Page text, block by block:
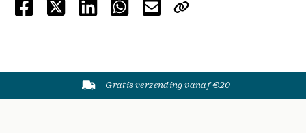
Gratis verzending vanaf €20